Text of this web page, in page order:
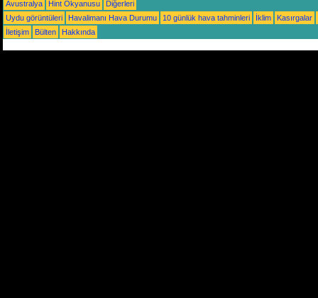
Avustralya
Hint Okyanusu
Diğerleri
Uydu görüntüleri
Havalimanı Hava Durumu 10 günlük hava tahminleri İklim
Kasırgalar
İletişim
Bülten Hakkında